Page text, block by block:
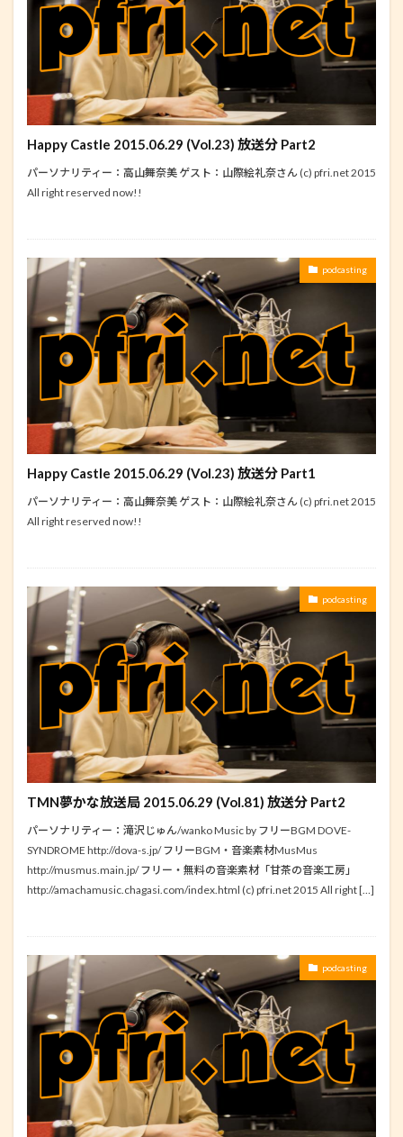
Happy Castle 2015.06.29 (Vol.23) 放送分 Part2
パーソナリティー：高山舞奈美 ゲスト：山際絵礼奈さん (c) pfri.net 2015
All right reserved now!!
podcasting
Happy Castle 2015.06.29 (Vol.23) 放送分 Part1
パーソナリティー：高山舞奈美 ゲスト：山際絵礼奈さん (c) pfri.net 2015
All right reserved now!!
podcasting
TMN夢かな放送局 2015.06.29 (Vol.81) 放送分 Part2
パーソナリティー：滝沢じゅん/wanko Music by フリーBGM DOVE-
SYNDROME http://dova-s.jp/ フリーBGM・音楽素材MusMus
http://musmus.main.jp/ フリー・無料の音楽素材「甘茶の音楽工房」
http://amachamusic.chagasi.com/index.html (c) pfri.net 2015 All right […]
podcasting